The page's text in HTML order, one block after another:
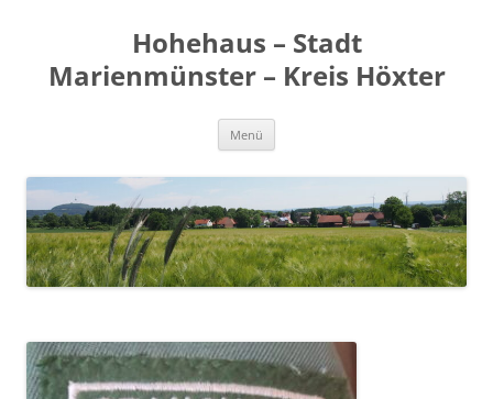
Hohehaus – Stadt
Marienmünster – Kreis Höxter
Menü